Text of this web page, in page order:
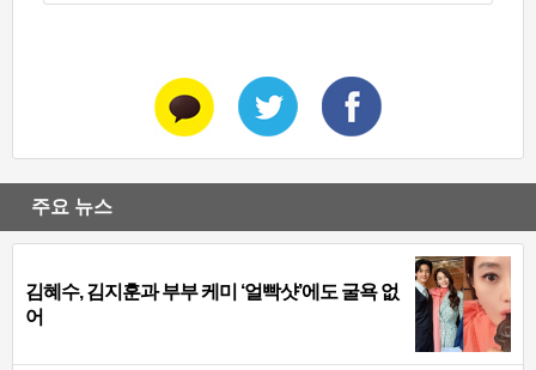
주요 뉴스
김혜수, 김지훈과 부부 케미 ‘얼빡샷’에도 굴욕 없
어